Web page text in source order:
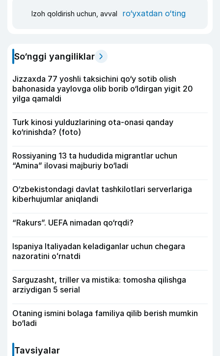
Izoh qoldirish uchun, avval ro‘yxatdan o‘ting
So‘nggi yangiliklar
Jizzaxda 77 yoshli taksichini qo‘y sotib olish
bahonasida yaylovga olib borib o‘ldirgan yigit 20
yilga qamaldi
Turk kinosi yulduzlarining ota-onasi qanday
ko‘rinishda? (foto)
Rossiyaning 13 ta hududida migrantlar uchun
“Amina” ilovasi majburiy bo‘ladi
O‘zbekistondagi davlat tashkilotlari serverlariga
kiberhujumlar aniqlandi
“Rakurs”. UEFA nimadan qo‘rqdi?
Ispaniya Italiyadan keladiganlar uchun chegara
nazoratini oʻrnatdi
Sarguzasht, triller va mistika: tomosha qilishga
arziydigan 5 serial
Otaning ismini bolaga familiya qilib berish mumkin
bo‘ladi
Tavsiyalar